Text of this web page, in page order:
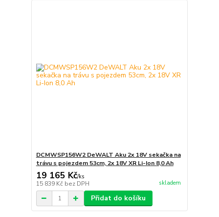
DCMWSP156W2 DeWALT Aku 2x 18V sekačka na
trávu s pojezdem 53cm, 2x 18V XR Li-Ion 8,0 Ah
19 165 Kč/ks
15 839 Kč bez DPH skladem
Přidat do košíku